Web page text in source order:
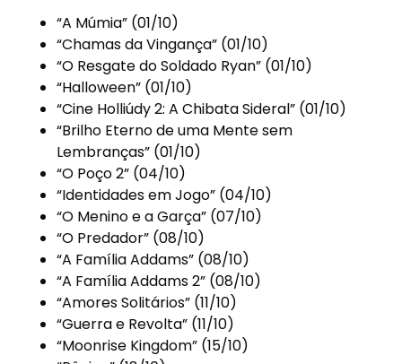
“A Múmia” (01/10)
“Chamas da Vingança” (01/10)
“O Resgate do Soldado Ryan” (01/10)
“Halloween” (01/10)
“Cine Holliúdy 2: A Chibata Sideral” (01/10)
“Brilho Eterno de uma Mente sem
Lembranças” (01/10)
“O Poço 2” (04/10)
“Identidades em Jogo” (04/10)
“O Menino e a Garça” (07/10)
“O Predador” (08/10)
“A Família Addams” (08/10)
“A Família Addams 2” (08/10)
“Amores Solitários” (11/10)
“Guerra e Revolta” (11/10)
“Moonrise Kingdom” (15/10)